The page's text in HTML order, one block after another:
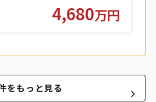
4,680万円
をもっと見る